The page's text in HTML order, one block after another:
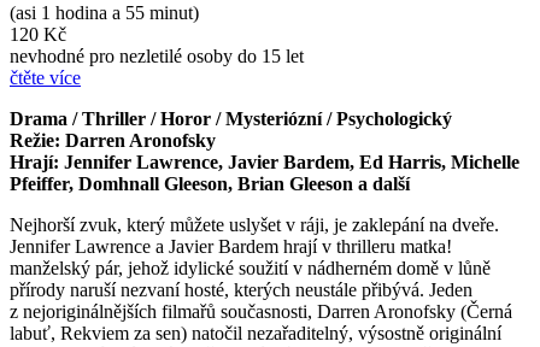
(asi 1 hodina a 55 minut)
120 Kč
nevhodné pro nezletilé osoby do 15 let
čtěte více
Drama / Thriller / Horor / Mysteriózní / Psychologický
Režie: Darren Aronofsky
Hrají: Jennifer Lawrence, Javier Bardem, Ed Harris, Michelle
Pfeiffer, Domhnall Gleeson, Brian Gleeson a další
Nejhorší zvuk, který můžete uslyšet v ráji, je zaklepání na dveře.
Jennifer Lawrence a Javier Bardem hrají v thrilleru matka!
manželský pár, jehož idylické soužití v nádherném domě v lůně
přírody naruší nezvaní hosté, kterých neustále přibývá. Jeden
z nejoriginálnějších filmařů současnosti, Darren Aronofsky (Černá
labuť, Rekviem za sen) natočil nezařaditelný, výsostně originální